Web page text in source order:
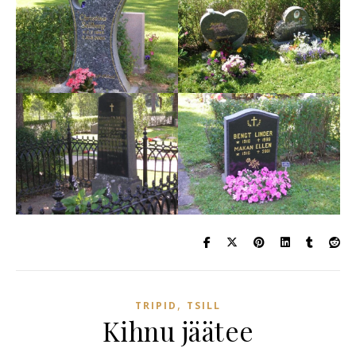
TRIPID , TSILL
Kihnu jäätee